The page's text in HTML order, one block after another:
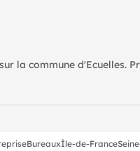
la commune d'Ecuelles.
environ juste dessous.
(EDF, eau. ) sont en
pas à me contacter
BureauxÎle-de-France